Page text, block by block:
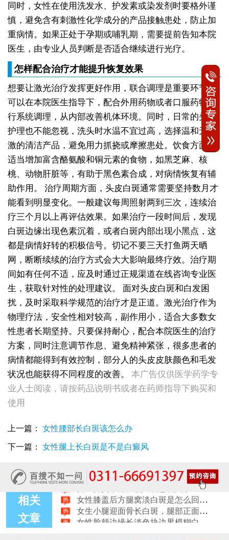
同时，女性在使用洗发水、护发素或染发剂时要格外谨
慎，避免含有刺激性化学成分的产品接触患处，防止加
重病情。如果正处于孕期或哺乳期，需要提前告知本院
医生，由专业人员判断是否适合继续进行光疗。
怎样配合治疗才能提升恢复效果
想要让激光治疗发挥更好作用，联合调理是重要环节。
可以在本院医生指导下，配合外用药物或者口服药物进
行系统调理，从内部改善机体环境。同时，日常的头皮
护理也不能忽视，洗头时水温不宜过高，选择温和无刺
激的清洁产品，避免用力抓挠或摩擦患处。饮食方面，
适当增加富含酪氨酸和铜元素的食物，如黑芝麻、核
桃、动物肝脏等，有助于黑色素合成，对病情恢复有辅
助作用。
治疗周期方面，头皮白斑通常需要坚持数月才
能看到明显变化。一般建议每周照射两到三次，连续治
疗三个月以上再评估效果。如果治疗一段时间后，发现
白斑边缘出现色素沉着，或者白斑内部出现小黑点，这
都是病情好转的积极信号。切记不要三天打鱼两天晒
网，断断续续的治疗方式会大大影响最终疗效。治疗期
间如有任何不适，应及时通过正规渠道在线咨询专业医
生，获取针对性的处理建议。
面对头皮白斑和白发困
扰，及时采取科学规范的治疗才是正道。激光治疗作为
物理疗法，安全性相对较高，副作用小，适合大多数女
性患者长期坚持。只要保持耐心，配合本院医生的治疗
方案，同时注意调节作息、避免精神紧张，很多患者的
病情都能得到有效控制，部分人的头皮皮肤颜色和毛发
状况也能获得不同程度的改善。
本广告仅供医学药学专
业人士阅读，请按药品说明书或者在药师指导下购买和
使用
上一篇： 女性腰部长白斑该怎么办
下一篇： 女性腿上长白斑是不是白癜风
相关
文章
女性后背腰窝长小白点凹陷处色素变淡，是白癜风早期症状吗
女生脚踝骨节凸起处长白斑 脱色原因与应对方法
女性尾椎骨白斑是白癜风吗后背浅色皮损判断
女生腰窝长白斑凹陷脱色 警惕白癜风迹象
女生鼻翼下方长淡白斑怎么回事？鼻下皮肤发白原因详解
女性膝盖后方腿窝淡白斑是怎么回事 隐蔽处白斑咨询
女生小腿迎面骨长白斑，腿部正面发白解答
女性脸颊边缘长淡色块边界模糊白斑是怎么回事
女生手腕外侧长小白斑且日常活动发白，警惕白癜风信号